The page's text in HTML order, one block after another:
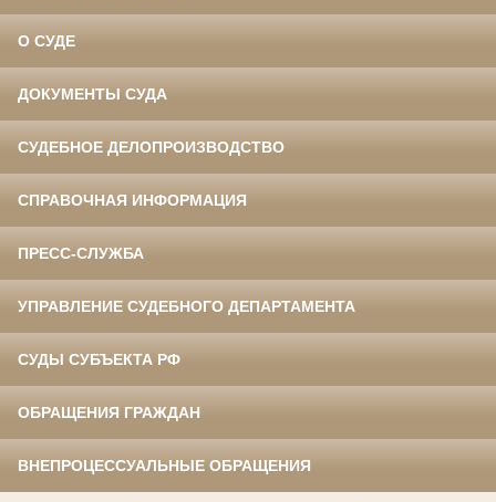
О СУДЕ
ДОКУМЕНТЫ СУДА
СУДЕБНОЕ ДЕЛОПРОИЗВОДСТВО
СПРАВОЧНАЯ ИНФОРМАЦИЯ
ПРЕСС-СЛУЖБА
УПРАВЛЕНИЕ СУДЕБНОГО ДЕПАРТАМЕНТА
СУДЫ СУБЪЕКТА РФ
ОБРАЩЕНИЯ ГРАЖДАН
ВНЕПРОЦЕССУАЛЬНЫЕ ОБРАЩЕНИЯ